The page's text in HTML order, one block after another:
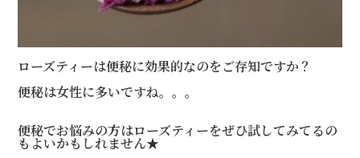
ローズティーは便秘に効果的なのをご存知ですか？
便秘は女性に多いですね。。。
便秘でお悩みの方はローズティーをぜひ試してみてるの
もよいかもしれません★